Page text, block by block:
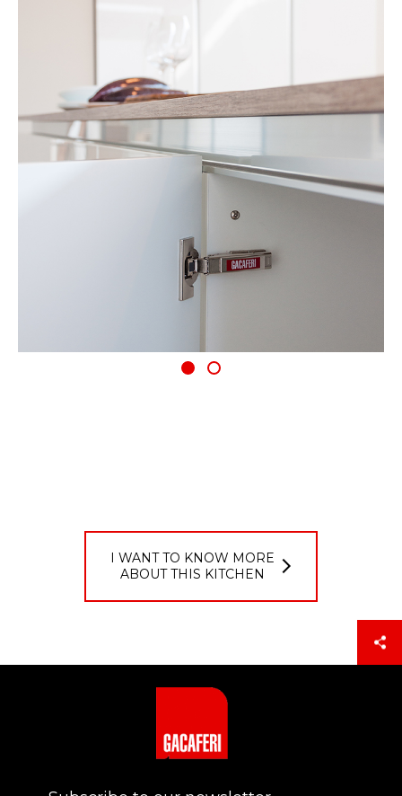
I WANT TO KNOW MORE
ABOUT THIS KITCHEN